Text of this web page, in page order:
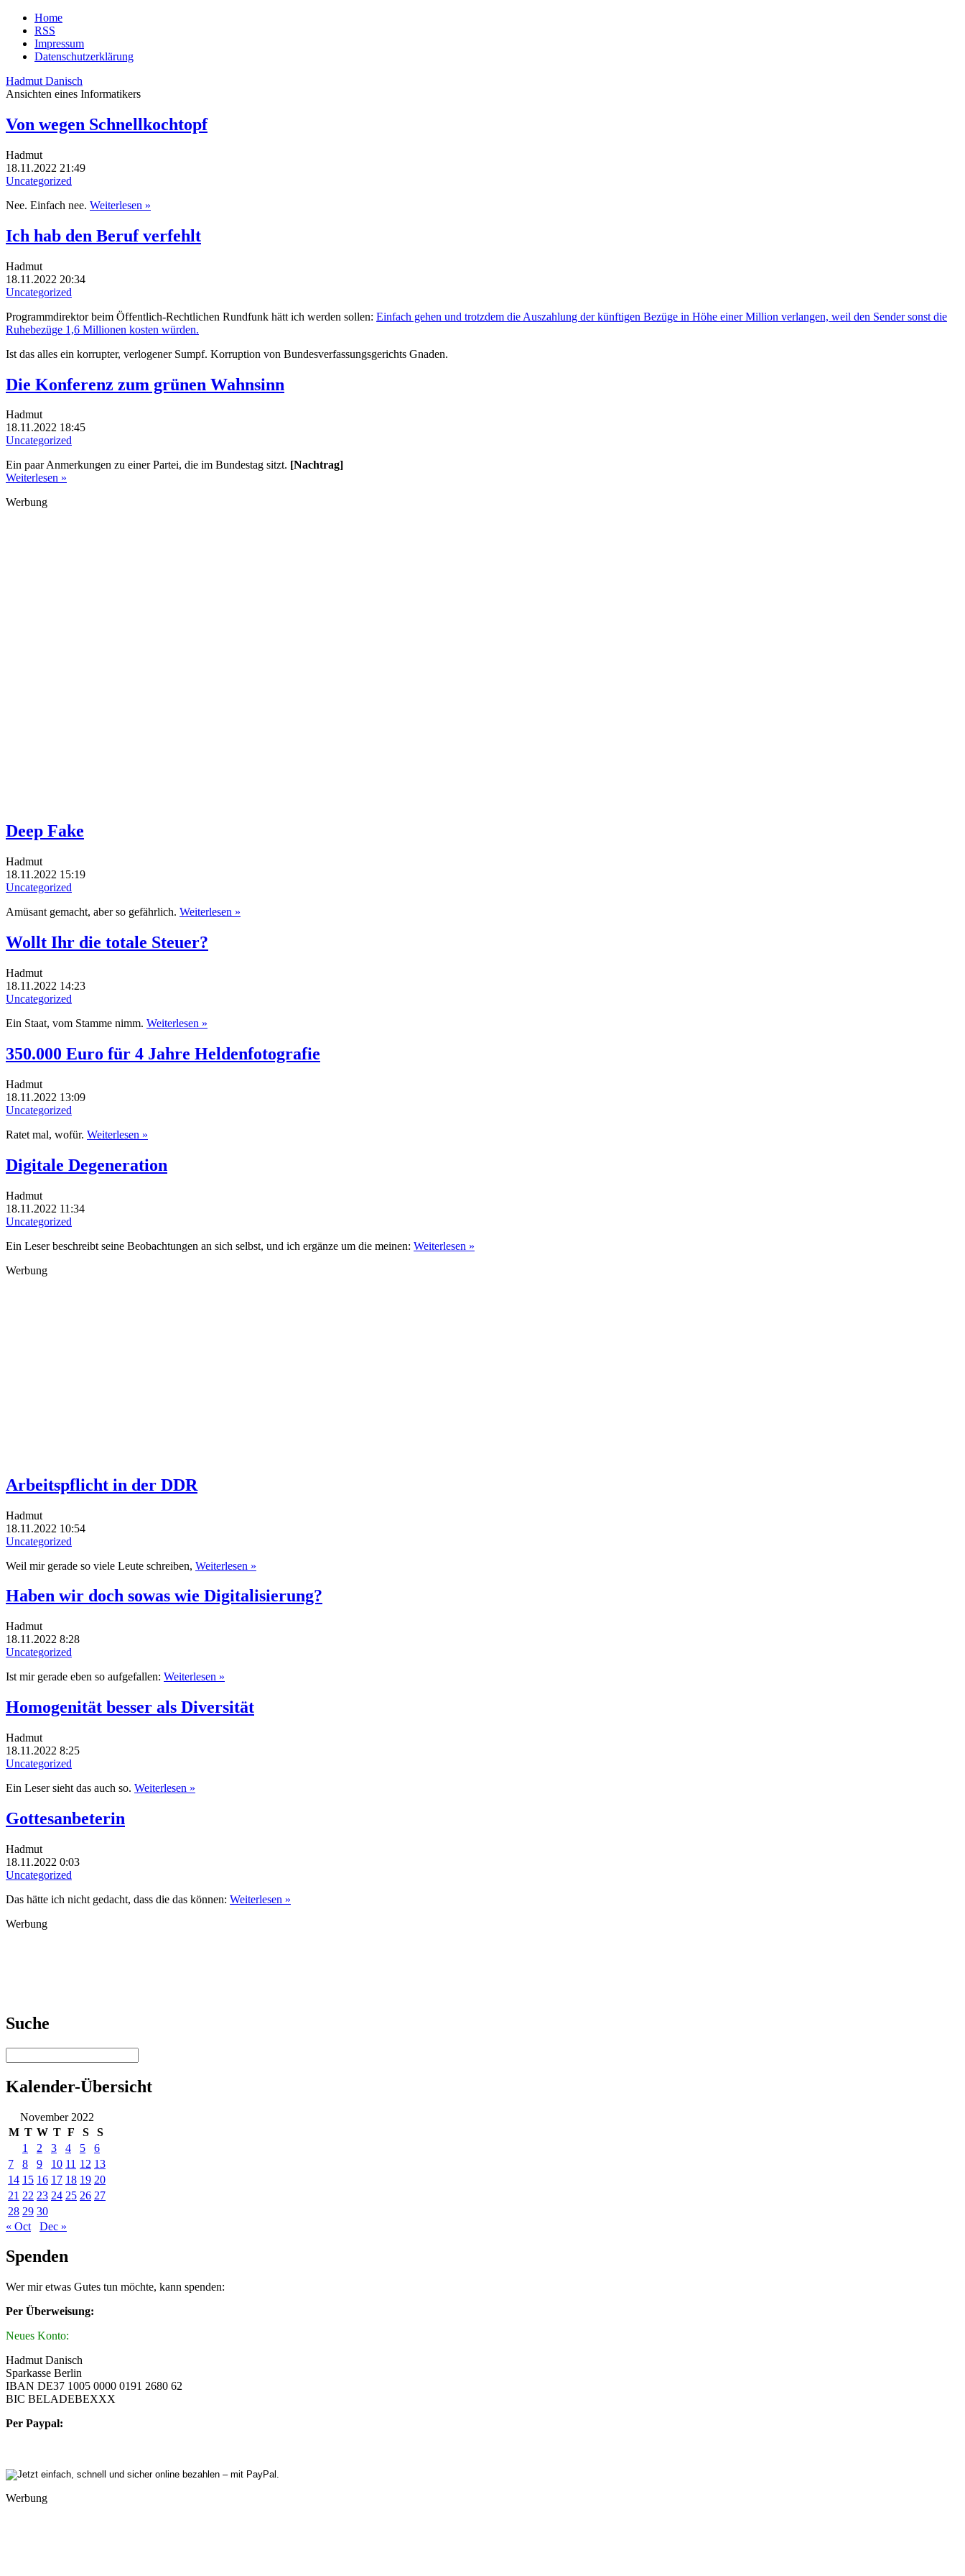
Home
RSS
Impressum
Datenschutzerklärung
Hadmut Danisch
Ansichten eines Informatikers
Von wegen Schnellkochtopf
Hadmut
18.11.2022 21:49
Uncategorized
Nee. Einfach nee. Weiterlesen »
Ich hab den Beruf verfehlt
Hadmut
18.11.2022 20:34
Uncategorized
Programmdirektor beim Öffentlich-Rechtlichen Rundfunk hätt ich werden sollen: Einfach gehen und trotzdem die Auszahlung der künftigen Bezüge in Höhe einer Million verlangen, weil den Sender sonst die
Ruhebezüge 1,6 Millionen kosten würden.
Ist das alles ein korrupter, verlogener Sumpf. Korruption von Bundesverfassungsgerichts Gnaden.
Die Konferenz zum grünen Wahnsinn
Hadmut
18.11.2022 18:45
Uncategorized
Ein paar Anmerkungen zu einer Partei, die im Bundestag sitzt. [Nachtrag]
Weiterlesen »
Werbung
Deep Fake
Hadmut
18.11.2022 15:19
Uncategorized
Amüsant gemacht, aber so gefährlich. Weiterlesen »
Wollt Ihr die totale Steuer?
Hadmut
18.11.2022 14:23
Uncategorized
Ein Staat, vom Stamme nimm. Weiterlesen »
350.000 Euro für 4 Jahre Heldenfotografie
Hadmut
18.11.2022 13:09
Uncategorized
Ratet mal, wofür. Weiterlesen »
Digitale Degeneration
Hadmut
18.11.2022 11:34
Uncategorized
Ein Leser beschreibt seine Beobachtungen an sich selbst, und ich ergänze um die meinen: Weiterlesen »
Werbung
Arbeitspflicht in der DDR
Hadmut
18.11.2022 10:54
Uncategorized
Weil mir gerade so viele Leute schreiben, Weiterlesen »
Haben wir doch sowas wie Digitalisierung?
Hadmut
18.11.2022 8:28
Uncategorized
Ist mir gerade eben so aufgefallen: Weiterlesen »
Homogenität besser als Diversität
Hadmut
18.11.2022 8:25
Uncategorized
Ein Leser sieht das auch so. Weiterlesen »
Gottesanbeterin
Hadmut
18.11.2022 0:03
Uncategorized
Das hätte ich nicht gedacht, dass die das können: Weiterlesen »
Werbung
Suche
Kalender-Übersicht
November 2022
M T W T F S
S
1
2 3 4 5
6
7
8 9 10 11 12 13
14 15 16 17 18 19 20
21 22 23 24 25 26 27
28 29 30
« Oct
Dec »
Spenden
Wer mir etwas Gutes tun möchte, kann spenden:
Per Überweisung:
Neues Konto:
Hadmut Danisch
Sparkasse Berlin
IBAN DE37 1005 0000 0191 2680 62
BIC BELADEBEXXX
Per Paypal:
Werbung